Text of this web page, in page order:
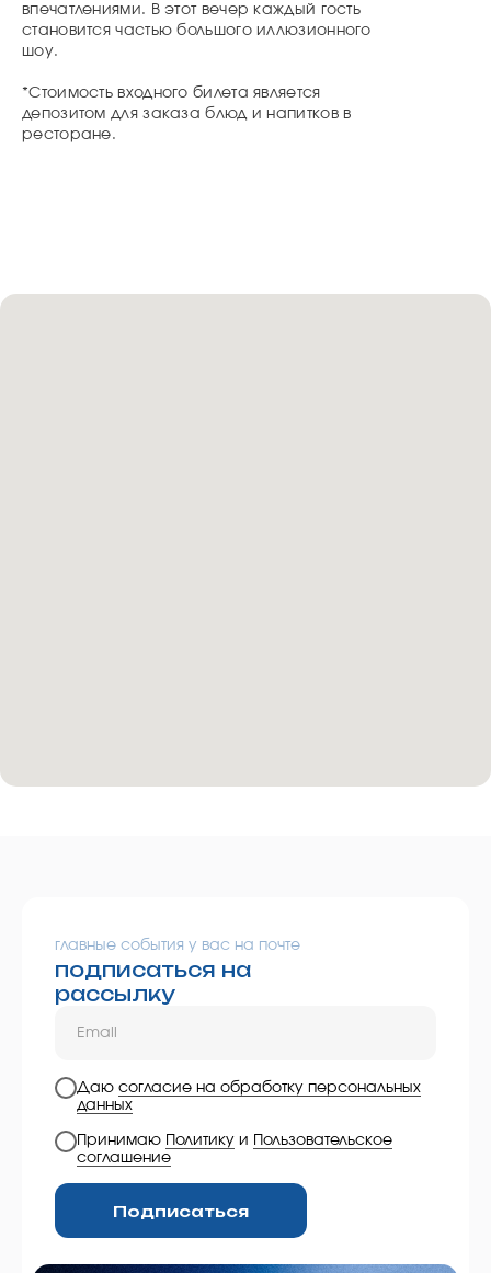
впечатлениями. В этот вечер каждый гость
становится частью большого иллюзионного
шоу.
*Стоимость входного билета является
депозитом для заказа блюд и напитков в
ресторане.
главные события у вас на почте
подписаться на
рассылку
Даю согласие на обработку персональных
данных
Принимаю Политику и
Пользовательское
соглашение
Подписаться